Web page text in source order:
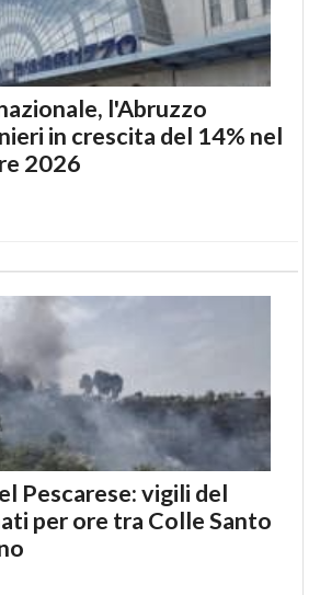
l'Abruzzo
in crescita del 14% nel
2026
Pescarese: vigili del
per ore tra Colle Santo